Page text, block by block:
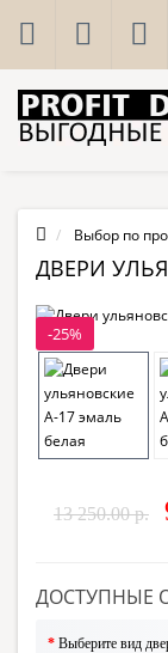
Выбор по
ДВЕРИ
-25%
13 250.00 р.
ДОСТУПНЫЕ
Выберите вид